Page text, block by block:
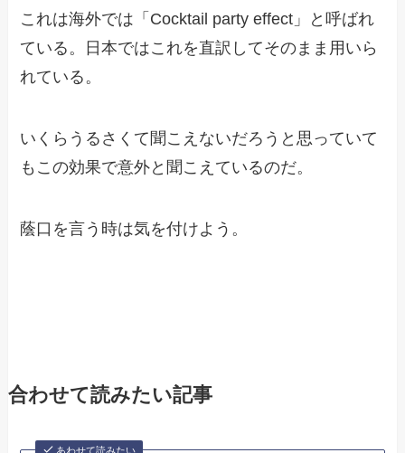
これは海外では「Cocktail party effect」と呼ばれ
ている。日本ではこれを直訳してそのまま用いら
れている。
いくらうるさくて聞こえないだろうと思っていて
もこの効果で意外と聞こえているのだ。
蔭口を言う時は気を付けよう。
合わせて読みたい記事
あわせて読みたい